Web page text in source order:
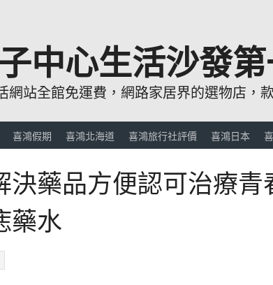
中心生活沙發
網站全館免運費，網路家居界的選物店，
喜鴻假期 喜鴻北海道 喜鴻旅行社評價 喜鴻日本
決藥品方便認可治療青
藥水